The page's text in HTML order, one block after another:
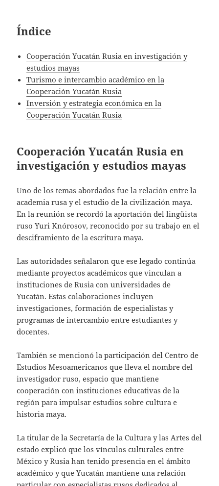
Índice
Cooperación Yucatán Rusia en investigación y
estudios mayas
Turismo e intercambio académico en la
Cooperación Yucatán Rusia
Inversión y estrategia económica en la
Cooperación Yucatán Rusia
Cooperación Yucatán Rusia en
investigación y estudios mayas
Uno de los temas abordados fue la relación entre la
academia rusa y el estudio de la civilización maya.
En la reunión se recordó la aportación del lingüista
ruso Yuri Knórosov, reconocido por su trabajo en el
desciframiento de la escritura maya.
Las autoridades señalaron que ese legado continúa
mediante proyectos académicos que vinculan a
instituciones de Rusia con universidades de
Yucatán. Estas colaboraciones incluyen
investigaciones, formación de especialistas y
programas de intercambio entre estudiantes y
docentes.
También se mencionó la participación del Centro de
Estudios Mesoamericanos que lleva el nombre del
investigador ruso, espacio que mantiene
cooperación con instituciones educativas de la
región para impulsar estudios sobre cultura e
historia maya.
La titular de la Secretaría de la Cultura y las Artes del
estado explicó que los vínculos culturales entre
México y Rusia han tenido presencia en el ámbito
académico y que Yucatán mantiene una relación